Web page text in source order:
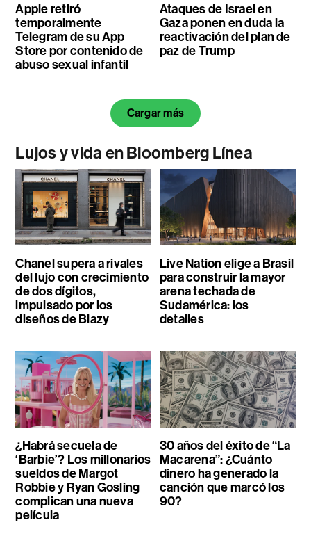
Apple retiró
temporalmente
Telegram de su App
Store por contenido de
abuso sexual infantil
Ataques de Israel en
Gaza ponen en duda la
reactivación del plan de
paz de Trump
Cargar más
Lujos y vida en Bloomberg Línea
Chanel supera a rivales
del lujo con crecimiento
de dos dígitos,
impulsado por los
diseños de Blazy
Live Nation elige a Brasil
para construir la mayor
arena techada de
Sudamérica: los
detalles
¿Habrá secuela de
‘Barbie’? Los millonarios
sueldos de Margot
Robbie y Ryan Gosling
complican una nueva
película
30 años del éxito de “La
Macarena”: ¿Cuánto
dinero ha generado la
canción que marcó los
90?